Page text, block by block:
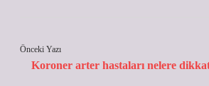
Önceki Yazı
Koroner arter hastaları nelere